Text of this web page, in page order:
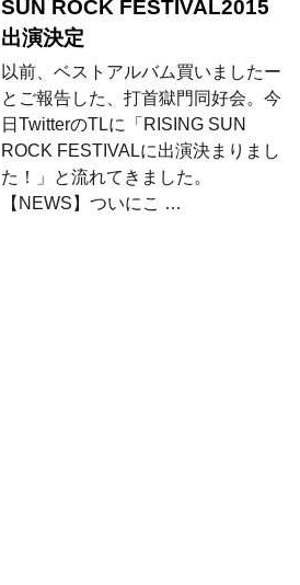
SUN ROCK FESTIVAL2015
出演決定
以前、ベストアルバム買いましたー
とご報告した、打首獄門同好会。今
日TwitterのTLに「RISING SUN
ROCK FESTIVALに出演決まりまし
た！」と流れてきました。
【NEWS】ついにこ …